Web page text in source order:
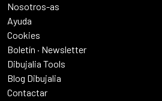
Nosotros-as
Ayuda
Cookies
Boletín · Newsletter
Dibujalia Tools
Blog Dibujalia
Contactar